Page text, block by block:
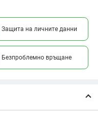
Защита на личните данни
Безпроблемно връщане